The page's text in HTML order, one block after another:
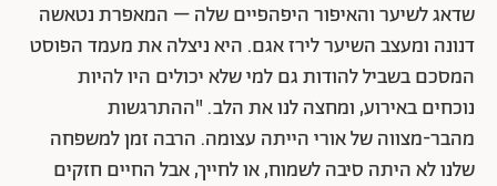
שדאג לשיער והאיפור היפהפיים שלה – המאפרת נטאשה
דנונה ומעצב השיער לירז אגם. היא ניצלה את מעמד הפוסט
המסכם בשביל להודות גם למי שלא יכולים היו להיות
נוכחים באירוע, ומחצה לנו את הלב. "ההתרגשות
מהבר-מצווה של אורי הייתה עצומה. הרבה זמן למשפחה
שלנו לא היתה סיבה לשמוח, או לחייך, אבל החיים חזקים